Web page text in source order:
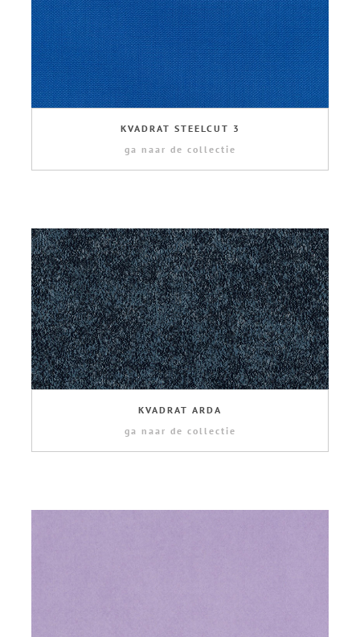
KVADRAT STEELCUT 3
ga naar de collectie
KVADRAT ARDA
ga naar de collectie